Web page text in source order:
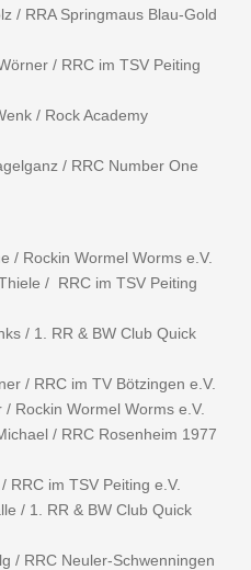
/ RRA Springmaus Blau-Gold
/ RRC im TSV Peiting
/ Rock Academy
/ RRC Number One
/ Rockin Wormel Worms e.V.
/ RRC im TSV Peiting
/ 1. RR & BW Club Quick
/ RRC im TV Bötzingen e.V.
Rockin Wormel Worms e.V.
/ RRC Rosenheim 1977
im TSV Peiting e.V.
/ 1. RR & BW Club Quick
/ RRC Neuler-Schwenningen